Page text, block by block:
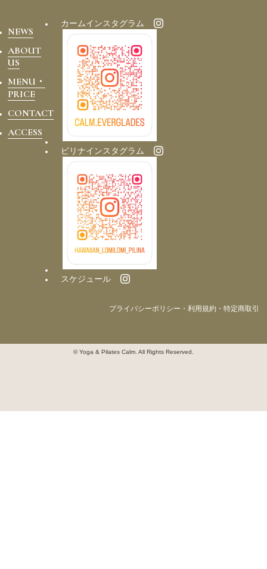
NEWS
ABOUT
US
MENU・
PRICE
CONTACT
ACCESS
カームインスタグラム
ピリナインスタグラム
スケジュール
プライバシーポリシー・利用規約・特定商取引
© Yoga & Pilates Calm. All Rights Reserved.